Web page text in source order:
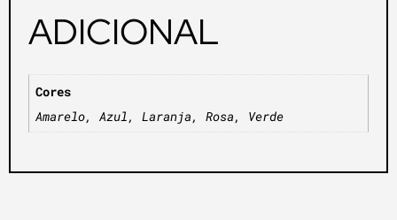
ADICIONAL
Cores
Amarelo, Azul, Laranja, Rosa, Verde